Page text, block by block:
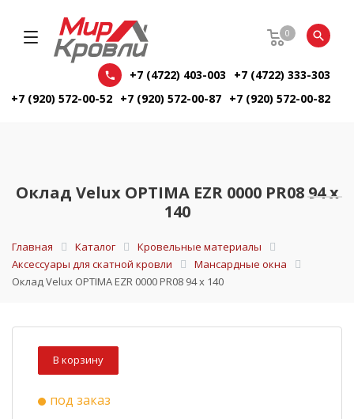
0
+7 (4722) 403-003
+7 (4722) 333-303
+7 (920) 572-00-52 +7 (920) 572-00-87 +7 (920) 572-00-82
Оклад Velux OPTIMA EZR 0000 PR08 94 х
140
Главная Каталог
Кровельные материалы
Аксессуары для скатной кровли
Мансардные окна
Оклад Velux OPTIMA EZR 0000 PR08 94 х 140
В корзину
под заказ